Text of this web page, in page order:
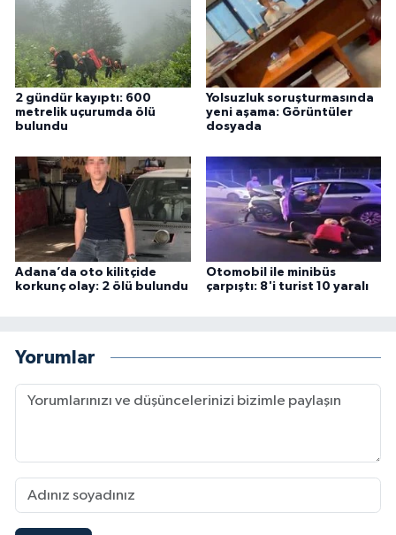
2 gündür kayıptı: 600
metrelik uçurumda ölü
bulundu
Yolsuzluk soruşturmasında
yeni aşama: Görüntüler
dosyada
Adana’da oto kilitçide
korkunç olay: 2 ölü bulundu
Otomobil ile minibüs
çarpıştı: 8'i turist 10 yaralı
Yorumlar